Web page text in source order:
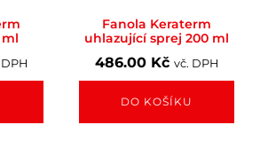
ml
Fanola Keraterm
uhlazující sprej 200 ml
486.00 Kč vč. DPH
DO KOŠÍKU